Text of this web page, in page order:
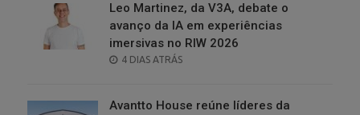
Leo Martinez, da V3A, debate o
avanço da IA em experiências
imersivas no RIW 2026
POSTED
4 DIAS ATRÁS
Avantto House reúne líderes da